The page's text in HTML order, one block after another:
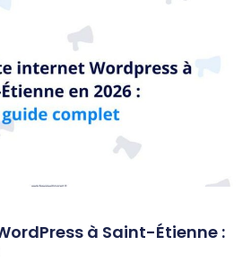
à Saint-Étienne :